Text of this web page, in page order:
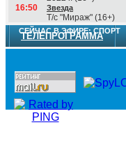
16:50
Звезда
Т/с "Мираж" (16+)
СЕЙЧАС В ЭФИРЕ: СПОРТ
ТЕЛЕПРОГРАММА